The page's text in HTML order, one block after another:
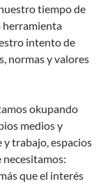
tiempo de
herramienta
intento de
normas y valores
okupando
medios y
y trabajo, espacios
que el interés